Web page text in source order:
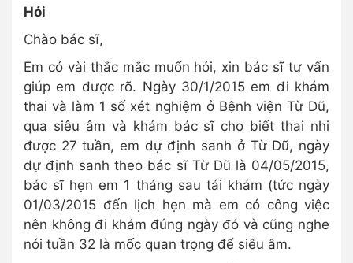
Hỏi
Chào bác sĩ,
Em có vài thắc mắc muốn hỏi, xin bác sĩ tư vấn
giúp em được rõ. Ngày 30/1/2015 em đi khám
thai và làm 1 số xét nghiệm ở Bệnh viện Từ Dũ,
qua siêu âm và khám bác sĩ cho biết thai nhi
được 27 tuần, em dự định sanh ở Từ Dũ, ngày
dự định sanh theo bác sĩ Từ Dũ là 04/05/2015,
bác sĩ hẹn em 1 tháng sau tái khám (tức ngày
01/03/2015 đến lịch hẹn mà em có công việc
nên không đi khám đúng ngày đó và cũng nghe
nói tuần 32 là mốc quan trọng để siêu âm.